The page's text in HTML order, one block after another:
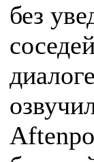
без